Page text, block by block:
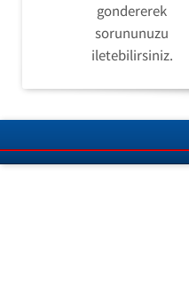
gondererek
sorununuzu
iletebilirsiniz.